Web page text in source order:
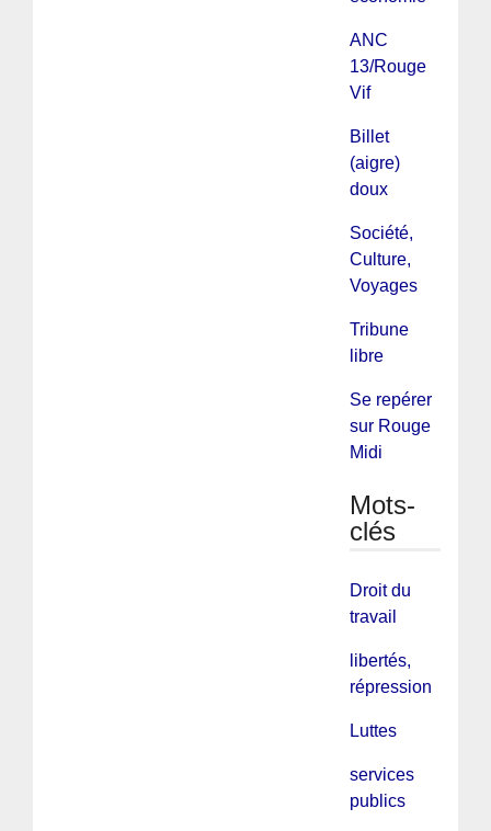
ANC
13/Rouge
Vif
Billet
(aigre)
doux
Société,
Culture,
Voyages
Tribune
libre
Se repérer
sur Rouge
Midi
Mots-
clés
Droit du
travail
libertés,
répression
Luttes
services
publics